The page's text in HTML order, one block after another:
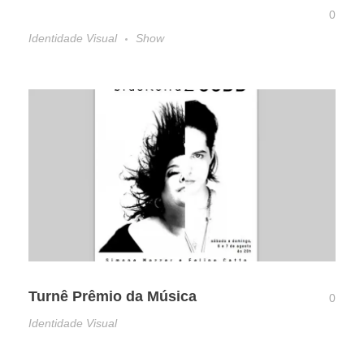
0
Identidade Visual
Show
Turnê Prêmio da Música
0
Identidade Visual